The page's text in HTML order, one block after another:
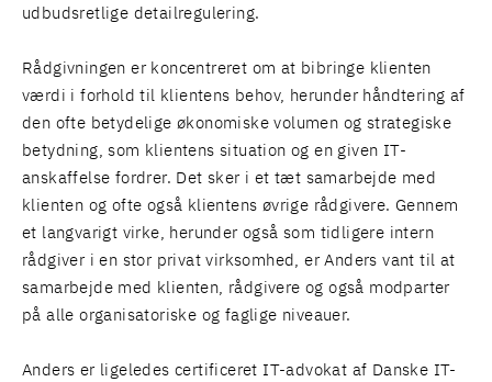
udbudsretlige detailregulering.
Rådgivningen er koncentreret om at bibringe klienten
værdi i forhold til klientens behov, herunder håndtering af
den ofte betydelige økonomiske volumen og strategiske
betydning, som klientens situation og en given IT-
anskaffelse fordrer. Det sker i et tæt samarbejde med
klienten og ofte også klientens øvrige rådgivere. Gennem
et langvarigt virke, herunder også som tidligere intern
rådgiver i en stor privat virksomhed, er Anders vant til at
samarbejde med klienten, rådgivere og også modparter
på alle organisatoriske og faglige niveauer.
Anders er ligeledes certificeret IT-advokat af Danske IT-